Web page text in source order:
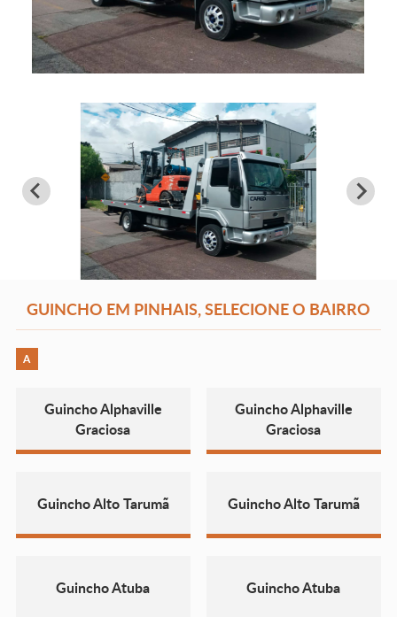
GUINCHO EM PINHAIS, SELECIONE O BAIRRO
A
Guincho Alphaville
Graciosa
Guincho Alphaville
Graciosa
Guincho Alto Tarumã Guincho Alto Tarumã
Guincho Atuba Guincho Atuba